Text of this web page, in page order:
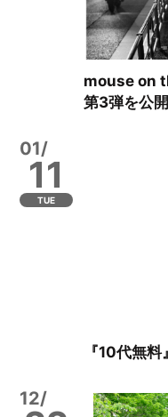
mouse on
第3弾を公開
01/
11
TUE
『10代無
12/